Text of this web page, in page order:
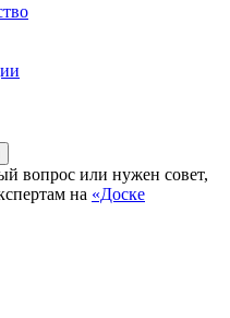
вопрос или нужен совет,
на «Доске